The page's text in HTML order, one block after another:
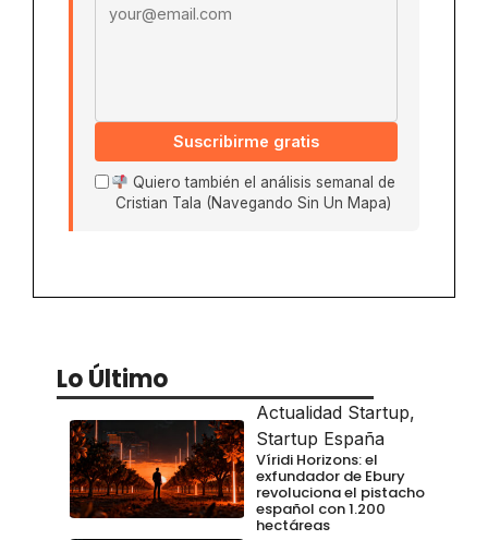
Suscribirme gratis
Quiero también el análisis semanal de
Cristian Tala (Navegando Sin Un Mapa)
Lo Último
Actualidad Startup,
Startup España
Víridi Horizons: el
exfundador de Ebury
revoluciona el pistacho
español con 1.200
hectáreas